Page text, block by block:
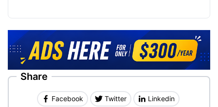
Share
Facebook Twitter Linkedin